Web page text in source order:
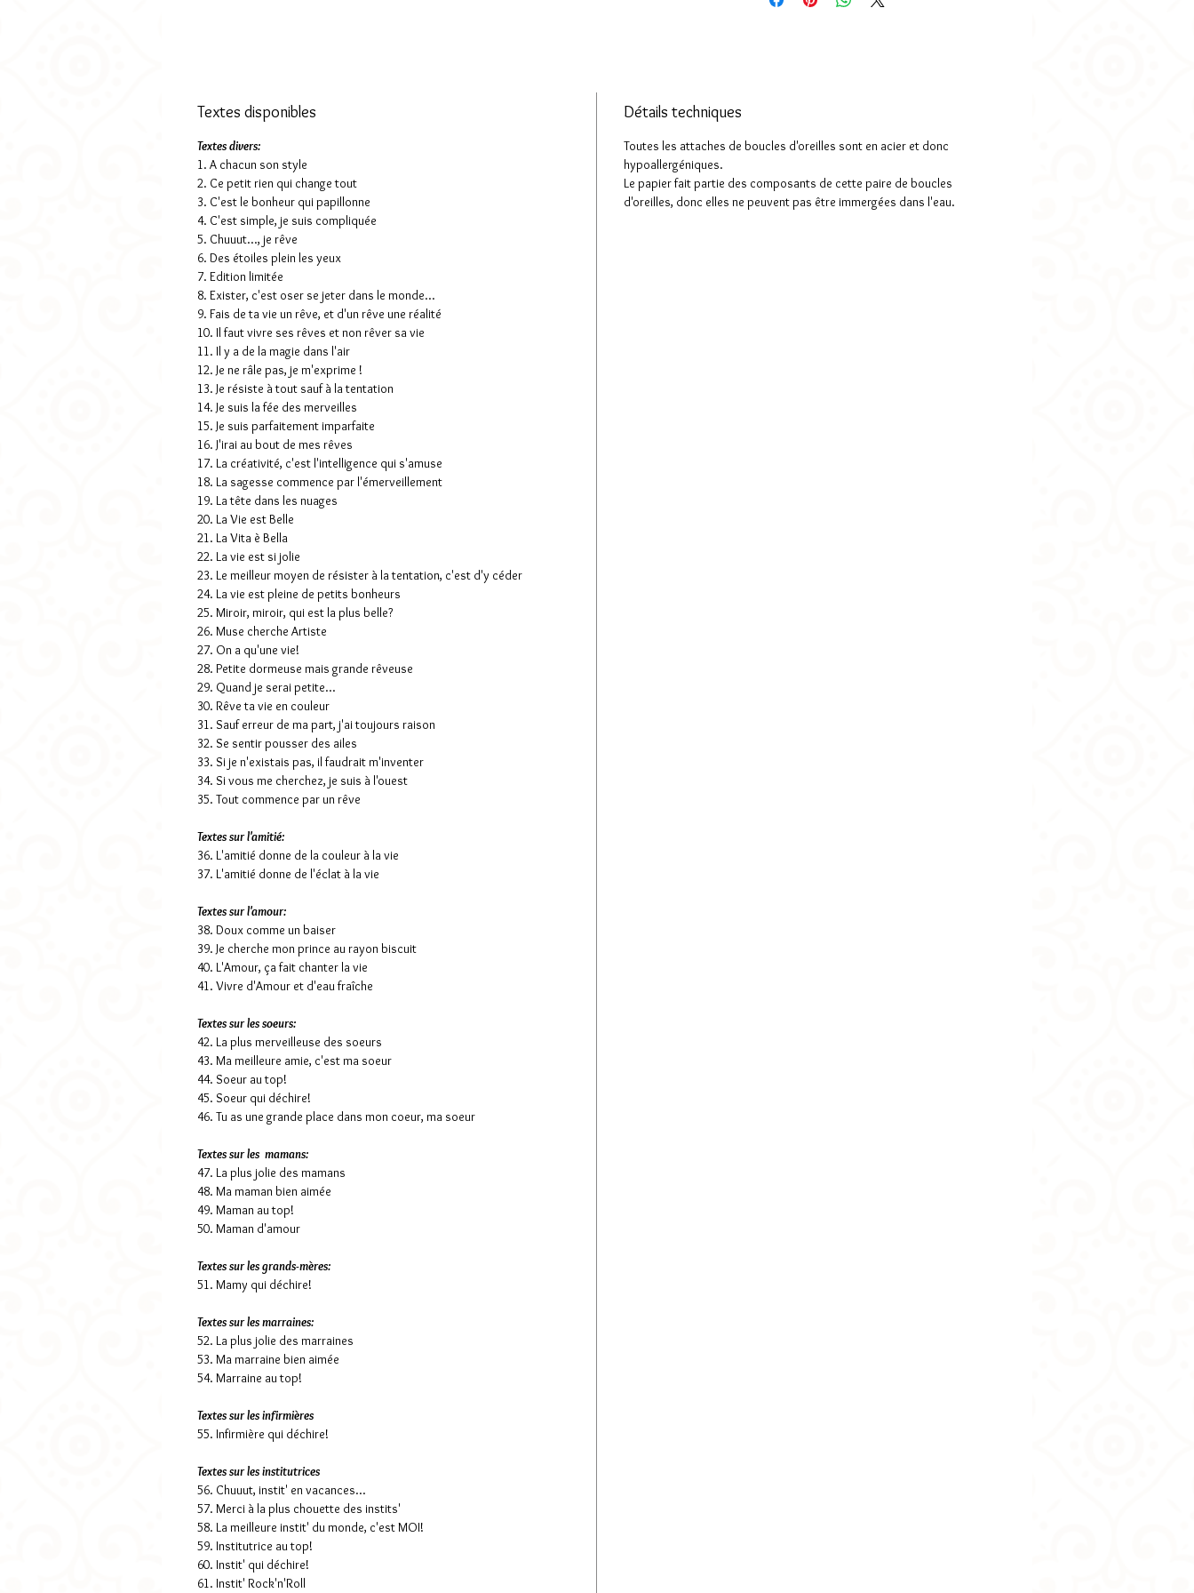
(hypoallergénique), verre et papier.
Textes disponibles
Textes divers:
1. A chacun son style
2. Ce petit rien qui change tout
3. C'est le bonheur qui papillonne
4. C'est simple, je suis compliquée
5. Chuuut..., je rêve
6. Des étoiles plein les yeux
7. Edition limitée
8. Exister, c'est oser se jeter dans le monde...
9. Fais de ta vie un rêve, et d'un rêve une réalité
10. Il faut vivre ses rêves et non rêver sa vie
11. Il y a de la magie dans l'air
12. Je ne râle pas, je m'exprime !
13. Je résiste à tout sauf à la tentation
14. Je suis la fée des merveilles
15. Je suis parfaitement imparfaite
16. J'irai au bout de mes rêves
17. La créativité, c'est l'intelligence qui s'amuse
18. La sagesse commence par l'émerveillement
19. La tête dans les nuages
20. La Vie est Belle
21. La Vita è Bella
22. La vie est si jolie
23. Le meilleur moyen de résister à la tentation, c'est d'y céder
24. La vie est pleine de petits bonheurs
25. Miroir, miroir, qui est la plus belle?
26. Muse cherche Artiste
27. On a qu'une vie!
28. Petite dormeuse mais grande rêveuse
29. Quand je serai petite...
30. Rêve ta vie en couleur
31. Sauf erreur de ma part, j'ai toujours raison
32. Se sentir pousser des ailes
33. Si je n'existais pas, il faudrait m'inventer
34. Si vous me cherchez, je suis à l'ouest
35. Tout commence par un rêve
Textes sur l'amitié:
36. L'amitié donne de la couleur à la vie
37. L'amitié donne de l'éclat à la vie
Textes sur l'amour:
38. Doux comme un baiser
39. Je cherche mon prince au rayon biscuit
40. L'Amour, ça fait chanter la vie
41. Vivre d'Amour et d'eau fraîche
Textes sur les soeurs:
42. La plus merveilleuse des soeurs
43. Ma meilleure amie, c'est ma soeur
44. Soeur au top!
45. Soeur qui déchire!
46. Tu as une grande place dans mon coeur, ma soeur
Textes sur les mamans:
47. La plus jolie des mamans
48. Ma maman bien aimée
49. Maman au top!
50. Maman d'amour
Textes sur les grands-mères:
51. Mamy qui déchire!
Textes sur les marraines:
52. La plus jolie des marraines
53. Ma marraine bien aimée
54. Marraine au top!
Textes sur les infirmières
55. Infirmière qui déchire!
Textes sur les institutrices
56. Chuuut, instit' en vacances...
57. Merci à la plus chouette des instits'
58. La meilleure instit' du monde, c'est MOI!
59. Institutrice au top!
60. Instit' qui déchire!
61. Instit' Rock'n'Roll
Détails techniques
Toutes les attaches de boucles d'oreilles sont en acier et donc
hypoallergéniques.
Le papier fait partie des composants de cette paire de boucles
d'oreilles, donc elles ne peuvent pas être immergées dans l'eau.